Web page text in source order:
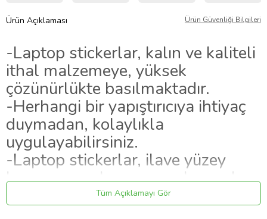
Ürün Açıklaması Ürün Güvenliği Bilgileri
-Laptop stickerlar, kalın ve kaliteli
ithal malzemeye, yüksek
çözünürlükte basılmaktadır.
-Herhangi bir yapıştırıcıya ihtiyaç
duymadan, kolaylıkla
uygulayabilirsiniz.
-Laptop stickerlar, ilave yüzey
koruyucu malzeme uygulanarak
hazırlanmaktadır.Tüm Açıklamayı Gör